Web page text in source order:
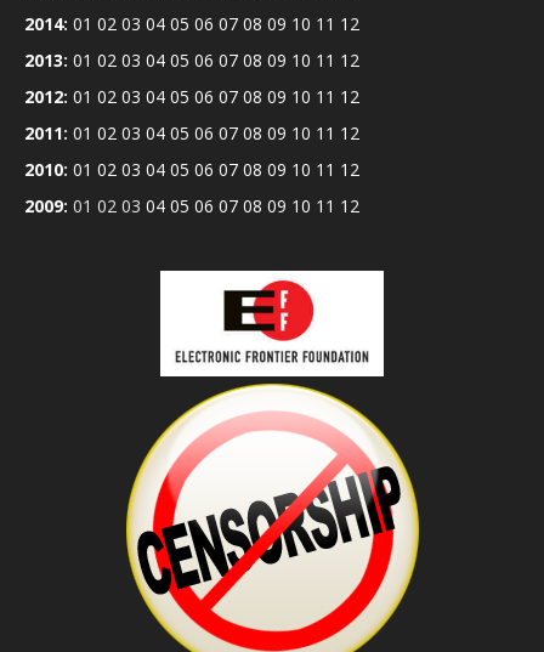
2014: 01 02 03 04 05 06 07 08 09 10 11 12
2013: 01 02 03 04 05 06 07 08 09 10 11 12
2012: 01 02 03 04 05 06 07 08 09 10 11 12
2011: 01 02 03 04 05 06 07 08 09 10 11 12
2010: 01 02 03 04 05 06 07 08 09 10 11 12
2009: 01 02 03 04 05 06 07 08 09 10 11 12